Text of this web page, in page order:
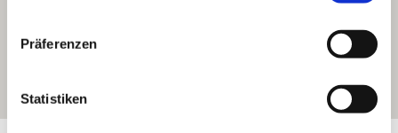
Präferenzen
Statistiken